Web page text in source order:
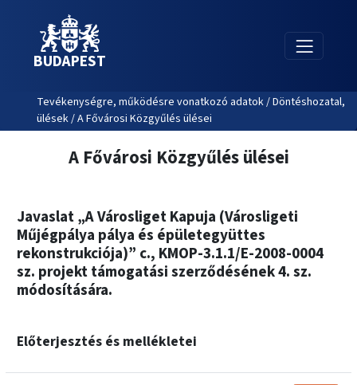
BUDAPEST
Tevékenységre, működésre vonatkozó adatok / Döntéshozatal,
ülések / A Fővárosi Közgyűlés ülései
A Fővárosi Közgyűlés ülései
Javaslat „A Városliget Kapuja (Városligeti
Műjégpálya pálya és épületegyüttes
rekonstrukciója)” c., KMOP-3.1.1/E-2008-0004
sz. projekt támogatási szerződésének 4. sz.
módosítására.
Előterjesztés és mellékletei